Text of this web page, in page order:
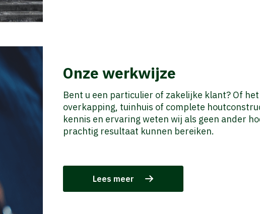
Onze werkwijze
Bent u een particulier of zakelijke klant? Of
overkapping, tuinhuis of complete
kennis en ervaring weten wij als geen ander
prachtig resultaat kunnen bereiken.
Lees meer